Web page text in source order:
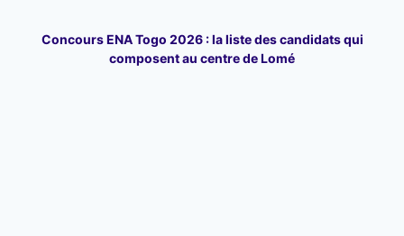
Concours ENA Togo 2026 : la liste des candidats qui
composent au centre de Lomé